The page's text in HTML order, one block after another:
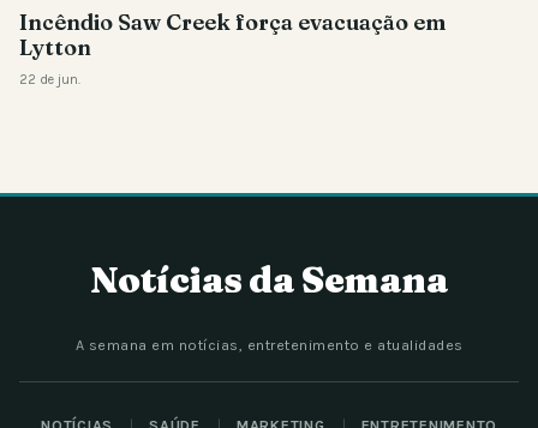
Incêndio Saw Creek força evacuação em
Lytton
22 de jun.
Notícias da Semana
A semana em notícias, entretenimento e atualidades